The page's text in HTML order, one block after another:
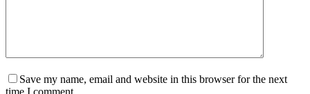
Save my name, email and website in this browser for the next
time I comment.